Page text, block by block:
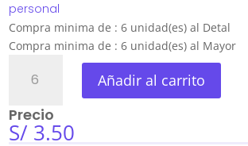
personal
Compra minima de : 6 unidad(es) al Detal
Compra minima de : 6 unidad(es) al Mayor
Ladysoft
10Und
cantidad
Añadir al carrito
Precio
S/ 3.50